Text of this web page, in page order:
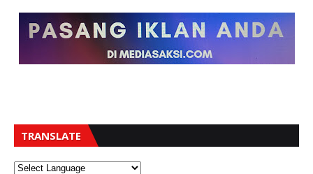
TRANSLATE